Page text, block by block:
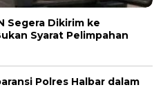
Segera Dikirim ke
Syarat Pelimpahan
Polres Halbar dalam